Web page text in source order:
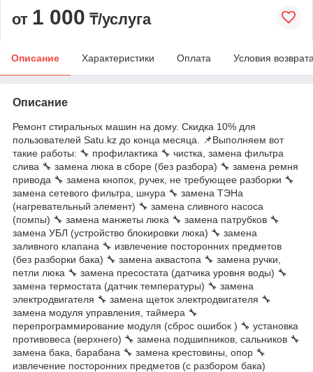
от 1 000 ₸/услуга
Описание Характеристики Оплата Условия
Описание
Ремонт стиральных машин на дому. Скидка 10% для
пользователей Satu.kz до конца месяца. 📌Выполняем вот
такие работы: 🔧 профилактика 🔧 чистка, замена фильтра
слива 🔧 замена люка в сборе (без разбора) 🔧 замена ремня
привода 🔧 замена кнопок, ручек, не требующее разборки 🔧
замена сетевого фильтра, шнура 🔧 замена ТЭНа
(нагревательный элемент) 🔧 замена сливного насоса
(помпы) 🔧 замена манжеты люка 🔧 замена патрубков 🔧
замена УБЛ (устройство блокировки люка) 🔧 замена
заливного клапана 🔧 извлечение посторонних предметов
(без разборки бака) 🔧 замена аквастопа 🔧 замена ручки,
петли люка 🔧 замена пресостата (датчика уровня воды) 🔧
замена термостата (датчик температуры) 🔧 замена
электродвигателя 🔧 замена щеток электродвигателя 🔧
замена модуля управления, таймера 🔧
перепрограммирование модуля (сброс ошибок ) 🔧 установка
противовеса (верхнего) 🔧 замена подшипников, сальников 🔧
замена бака, барабана 🔧 замена крестовины, опор 🔧
извлечение посторонних предметов (с разбором бака)